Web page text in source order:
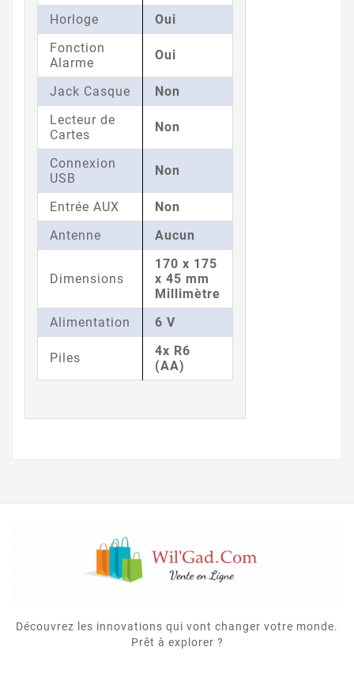
Horloge
Oui
Fonction
Alarme
Oui
Jack Casque
Non
Lecteur de
Cartes
Non
Connexion
USB
Non
Entrée AUX
Non
Antenne
Aucun
Dimensions
170 x 175
x 45 mm
Millimètre
Alimentation
6 V
Piles
4x R6
(AA)
Découvrez les innovations qui vont changer votre monde.
Prêt à explorer ?